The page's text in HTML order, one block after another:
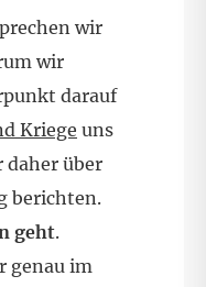
wir
wir
darauf
Kriege uns
daher über
berichten.
geht.
genau im